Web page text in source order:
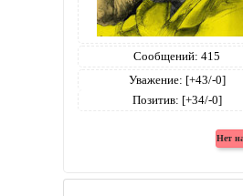
Сообщений: 415
Уважение: [+43/-0]
Позитив: [+34/-0]